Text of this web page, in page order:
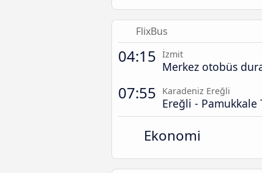
FlixBus
04:15 İzmit
Merkez otobüs
07:55 Karadeniz Ereğli
Ereğli - Pamukkale
Ekonomi